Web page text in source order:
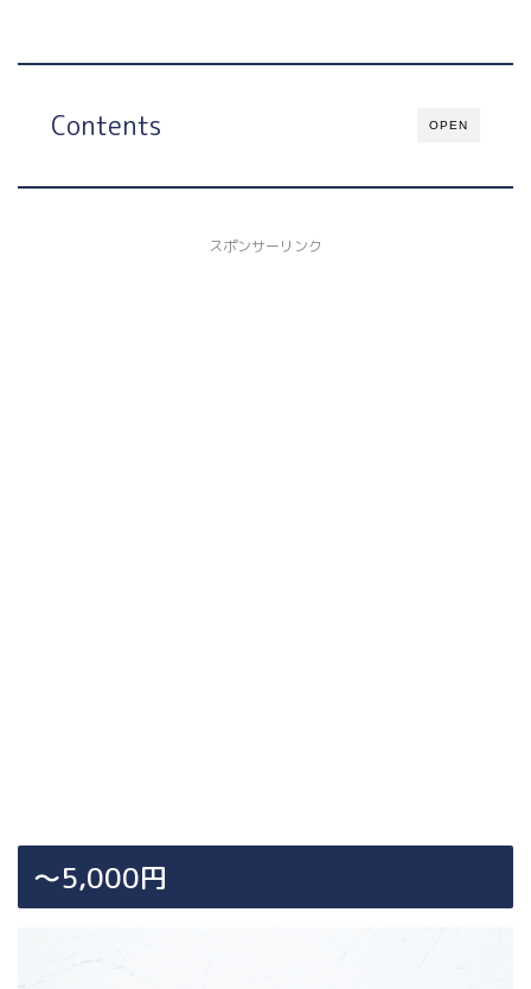
OPEN
Contents
スポンサーリンク
〜5,000円